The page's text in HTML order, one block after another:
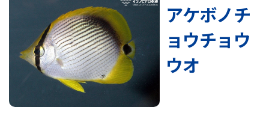
アケボノチ
ョウチョウ
ウオ